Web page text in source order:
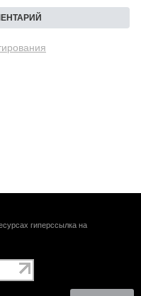
гиперссылка на